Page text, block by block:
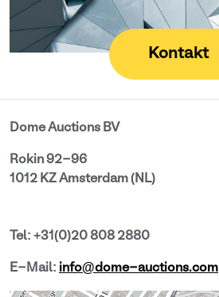
Kontakt
Dome Auctions BV
Rokin 92-96
1012 KZ Amsterdam (NL)
Tel: +31(0)20 808 2880
E-Mail: info@dome-auctions.com